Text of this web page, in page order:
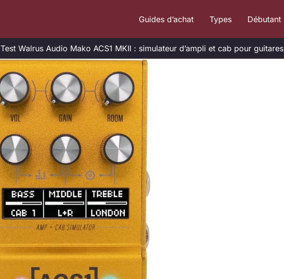
Guides d’achat Types Débutant
Test Walrus Audio Mako ACS1 MKII : simulateur d’ampli et cab pour guitares